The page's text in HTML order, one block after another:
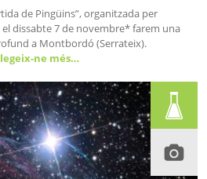
de Pingüins”, organitzada per
dissabte 7 de novembre* farem una
a Montbordó (Serrateix).
ne més…